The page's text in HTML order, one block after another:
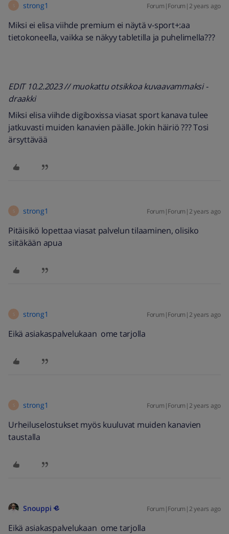
S strong1 Forum|Forum|2 years ago
Miksi ei elisa viihde premium ei näytä v-sport+:aa
tietokoneella, vaikka se näkyy tabletilla ja puhelimella???
EDIT 10.2.2023 // muokattu otsikkoa kuvaavammaksi -
draakki
Miksi elisa viihde digiboxissa viasat sport kanava tulee
jatkuvasti muiden kanavien päälle. Jokin häiriö ??? Tosi
ärsyttävää
S strong1 Forum|Forum|2 years ago
Pitäisikö lopettaa viasat palvelun tilaaminen, olisiko
siitäkään apua
S strong1 Forum|Forum|2 years ago
Eikä asiakaspalvelukaan ome tarjolla
S strong1 Forum|Forum|2 years ago
Urheiluselostukset myös kuuluvat muiden kanavien
taustalla
Snouppi Forum|Forum|2 years ago
Eikä asiakaspalvelukaan ome tarjolla